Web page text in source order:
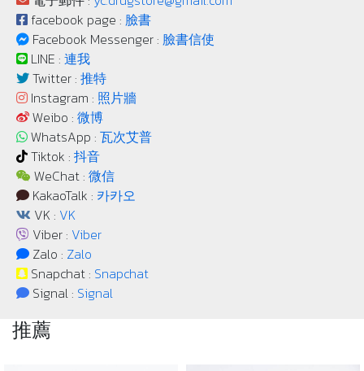
facebook page : 臉書
Facebook Messenger : 臉書信使
LINE : 連我
Twitter : 推特
Instagram : 照片牆
Weibo : 微博
WhatsApp : 瓦次艾普
Tiktok : 抖音
WeChat : 微信
KakaoTalk : 카카오
VK : VK
Viber : Viber
Zalo : Zalo
Snapchat : Snapchat
Signal : Signal
推薦